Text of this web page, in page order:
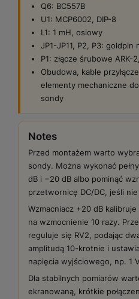
Q6: BC557B
U1: MCP6002, DIP-8
L1: 1 mH, osiowy
JP1-JP11, P2, P3: goldpin
P1: złącze śrubowe ARK-
Obudowa, kable
elementy mechaniczne
sondy
Notes
Przed montażem warto
sondy. Można wykonać
dB i −20 dB albo pominąć
przetwornicę DC/DC, jeśli
Wzmacniacz +20 dB
na wzmocnienie 10 razy.
reguluje się RV2, podając
amplitudą 10-krotnie i
napięcia wyjściowego, np. 1
Dla stabilnych pomiarów
ekranowaną, krótkie